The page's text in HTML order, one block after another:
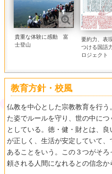
貴重な体験に感動 富
士登山
要約力、表
つける国語
ロジェクト
教育方針・校風
仏教を中心とした宗教教育を行
た姿でルールを守り、世の中に
としている。徳・健・財とは、
が正しく、生活が安定していて
あることをいう。この３つがそ
頼される人間になれるとの信念か